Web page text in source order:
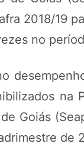
2018/19
no
na
Goiás
de